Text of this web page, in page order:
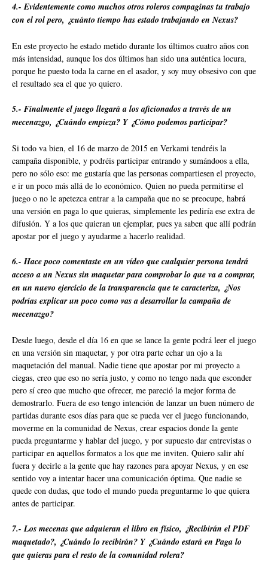
4.- Evidentemente como muchos otros roleros compaginas tu trabajo
con el rol pero, ¿cuánto tiempo has estado trabajando en Nexus?
En este proyecto he estado metido durante los últimos cuatro años con
más intensidad, aunque los dos últimos han sido una auténtica locura,
porque he puesto toda la carne en el asador, y soy muy obsesivo con que
el resultado sea el que yo quiero.
5.- Finalmente el juego llegará a los aficionados a través de un
mecenazgo, ¿Cuándo empieza? Y ¿Cómo podemos participar?
Si todo va bien, el 16 de marzo de 2015 en Verkami tendréis la
campaña disponible, y podréis participar entrando y sumándoos a ella,
pero no sólo eso: me gustaría que las personas compartiesen el proyecto,
e ir un poco más allá de lo económico. Quien no pueda permitirse el
juego o no le apetezca entrar a la campaña que no se preocupe, habrá
una versión en paga lo que quieras, simplemente les pediría ese extra de
difusión. Y a los que quieran un ejemplar, pues ya saben que allí podrán
apostar por el juego y ayudarme a hacerlo realidad.
6.- Hace poco comentaste en un vídeo que cualquier persona tendrá
acceso a un Nexus sin maquetar para comprobar lo que va a comprar,
en un nuevo ejercicio de la transparencia que te caracteriza, ¿Nos
podrías explicar un poco como vas a desarrollar la campaña de
mecenazgo?
Desde luego, desde el día 16 en que se lance la gente podrá leer el juego
en una versión sin maquetar, y por otra parte echar un ojo a la
maquetación del manual. Nadie tiene que apostar por mi proyecto a
ciegas, creo que eso no sería justo, y como no tengo nada que esconder
pero sí creo que mucho que ofrecer, me pareció la mejor forma de
demostrarlo. Fuera de eso tengo intención de lanzar un buen número de
partidas durante esos días para que se pueda ver el juego funcionando,
moverme en la comunidad de Nexus, crear espacios donde la gente
pueda preguntarme y hablar del juego, y por supuesto dar entrevistas o
participar en aquellos formatos a los que me inviten. Quiero salir ahí
fuera y decirle a la gente que hay razones para apoyar Nexus, y en ese
sentido voy a intentar hacer una comunicación óptima. Que nadie se
quede con dudas, que todo el mundo pueda preguntarme lo que quiera
antes de participar.
7.- Los mecenas que adquieran el libro en físico, ¿Recibirán el PDF
maquetado?, ¿Cuándo lo recibirán? Y ¿Cuándo estará en Paga lo
que quieras para el resto de la comunidad rolera?